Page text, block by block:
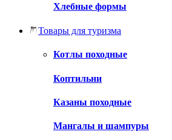
Хлебные формы
Товары для туризма
Котлы походные
Коптильни
Казаны походные
Мангалы и шампуры